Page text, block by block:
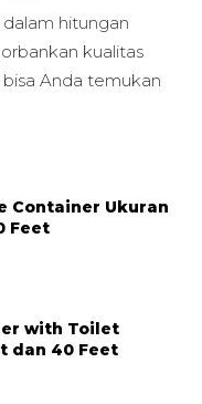
hitungan
kualitas
Anda temukan
Container Ukuran
Feet
with Toilet
dan 40 Feet